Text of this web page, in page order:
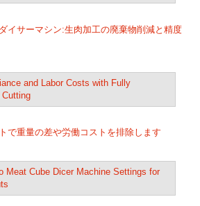
イサーマシン:生肉加工の廃棄物削減と精度
で重量の差や労働コストを排除します